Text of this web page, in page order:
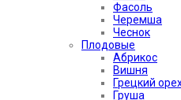
Фасоль
Черемша
Чеснок
Плодовые
Абрикос
Вишня
Грецкий
Груша